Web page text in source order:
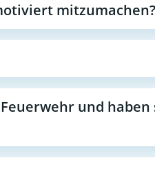
mitzumachen?
und haben